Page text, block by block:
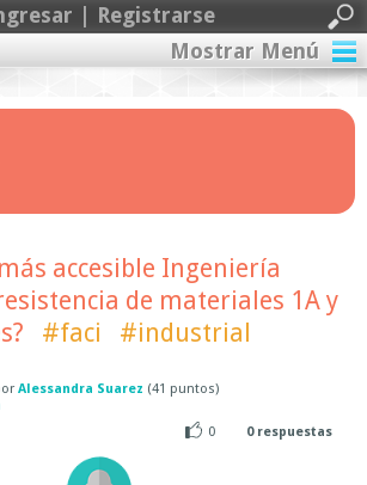
| Registrarse
Mostrar Menú
accesible Ingeniería
de materiales 1A y
#faci
#industrial
Alessandra Suarez (41 puntos)
0
0respuestas